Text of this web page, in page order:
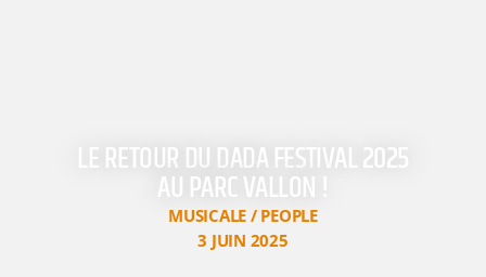
LE RETOUR DU DADA FESTIVAL 2025
AU PARC VALLON !
MUSICALE / PEOPLE
3 JUIN 2025